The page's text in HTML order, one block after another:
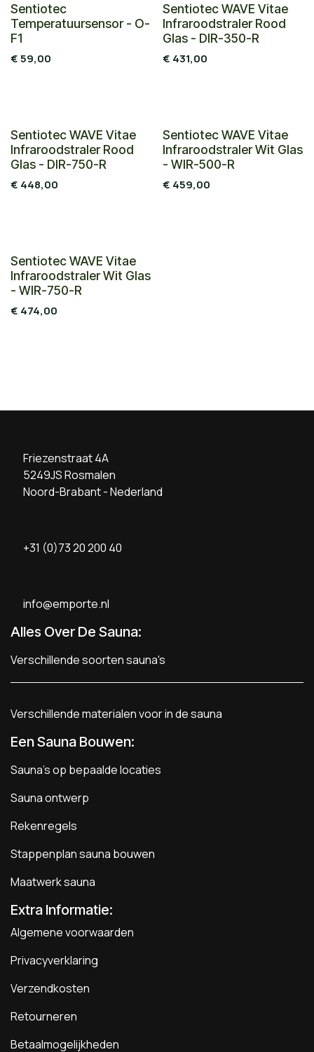
Sentiotec
Temperatuursensor - O-
F1
€59,00
Sentiotec WAVE Vitae
Infraroodstraler Rood
Glas - DIR-350-R
€ 431,00
Sentiotec WAVE Vitae
Infraroodstraler Rood
Glas - DIR-750-R
€ 448,00
Sentiotec WAVE Vitae
Infraroodstraler Wit Glas
- WIR-500-R
€ 459,00
Sentiotec WAVE Vitae
Infraroodstraler Wit Glas
- WIR-750-R
€ 474,00
Friezenstraat 4A
5249JS Rosmalen
Noord-Brabant - Nederland
+31 (0)73 20 200 40
info@emporte.nl
Alles Over De Sauna:
Verschillende soorten sauna's
Verschillende materialen voor in de sauna
Een Sauna Bouwen:
Sauna's op bepaalde locaties
Sauna ontwerp
Rekenregels
Stappenplan sauna bouwen
Maatwerk sauna
Extra Informatie:
Algemene voorwaarden
Privacyverklaring
Verzendkosten
Retourneren
Betaalmogelijkheden